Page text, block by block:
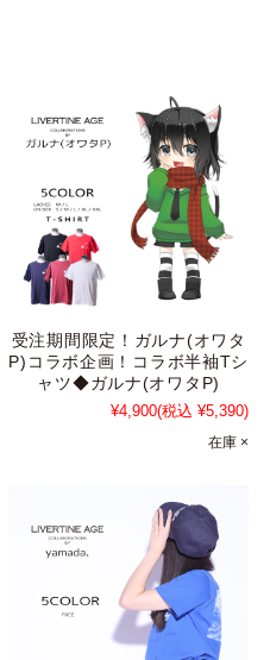
受注期間限定！ガルナ(オワタ
P)コラボ企画！コラボ半袖Tシ
ャツ◆ガルナ(オワタP)
¥4,900(税込 ¥5,390)
在庫 ×